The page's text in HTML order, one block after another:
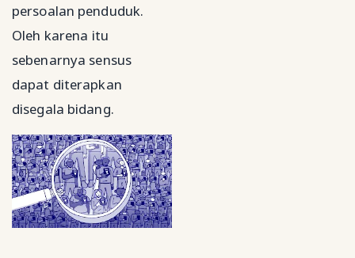
persoalan penduduk.
Oleh karena itu
sebenarnya sensus
dapat diterapkan
disegala bidang.